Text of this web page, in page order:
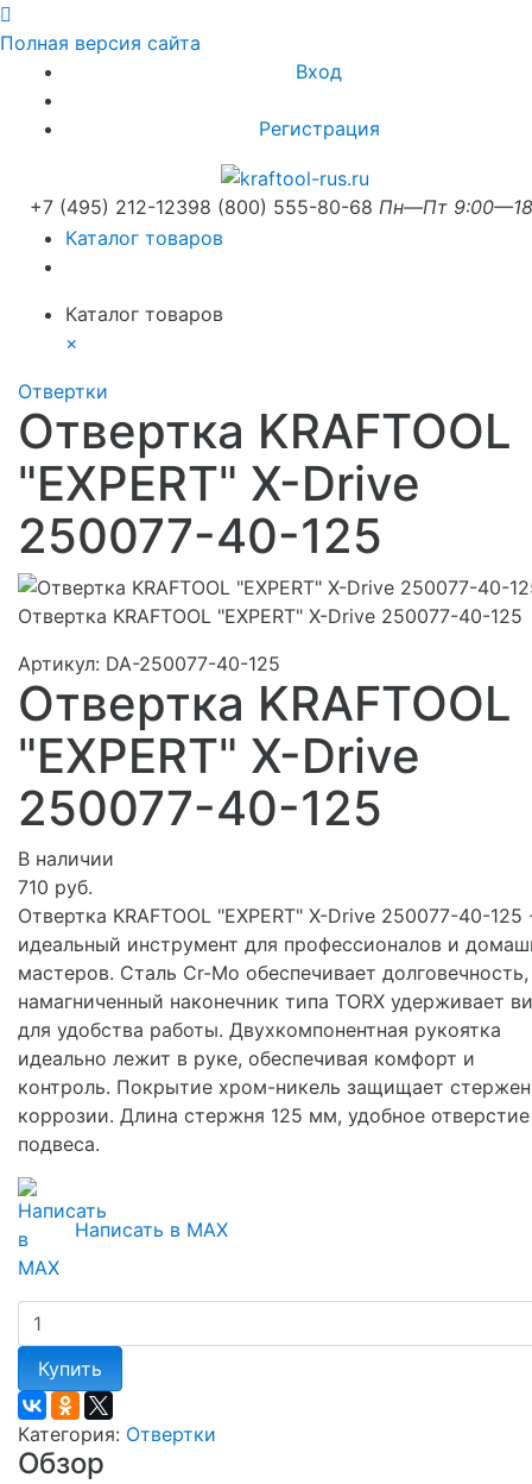
Полная версия сайта
Вход
Регистрация
+7 (495) 212-12398 (800) 555-80-68 Пн—Пт
Каталог товаров
Каталог товаров
×
Отвертки
Отвертка KRAFTOOL
"EXPERT" X-Drive
250077-40-125
Отвертка KRAFTOOL "EXPERT" X-Drive 250077-40-125
Артикул: DA-250077-40-125
Отвертка KRAFTOOL
"EXPERT" X-Drive
250077-40-125
В наличии
710 руб.
Отвертка KRAFTOOL "EXPERT" X-Drive 250077-40-125
идеальный инструмент для профессионалов и
мастеров. Сталь Cr-Mo обеспечивает
намагниченный наконечник типа TORX удерживает
для удобства работы. Двухкомпонентная рукоятка
идеально лежит в руке, обеспечивая комфорт и
контроль. Покрытие хром-никель защищает
коррозии. Длина стержня 125 мм, удобное
подвеса.
Написать в MAX
Купить
Категория: Отвертки
Обзор